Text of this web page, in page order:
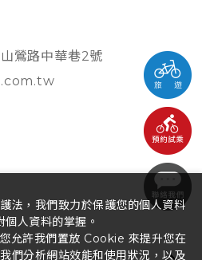
鶯路中華巷2號
法，我們致力於保護您的個人資料
個人資料的掌握。
允許我們置放 Cookie 來提升您在
們分析網站效能和使用狀況，以及